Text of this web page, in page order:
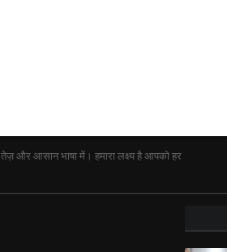
और आसान भाषा में। हमारा लक्ष्य है आपको हर